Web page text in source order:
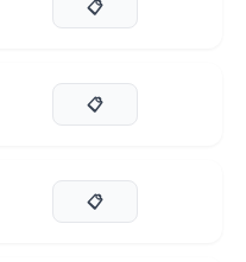
📋
📋
📋